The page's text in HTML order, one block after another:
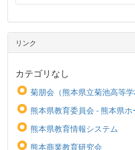
リンク
カテゴリなし
菊朋会（熊本県立菊池高等学
熊本県教育委員会 - 熊本県
熊本県教育情報システム
熊本商業教育研究会